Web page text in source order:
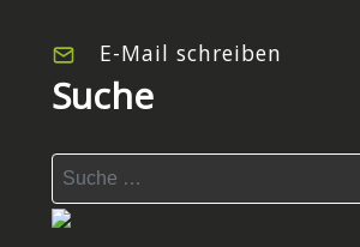
E-Mail schreiben
Suche
Suchen